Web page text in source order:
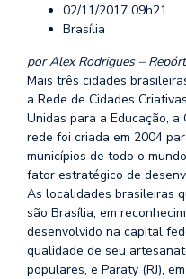
02/11/2017 09h21
Brasília
por Alex Rodrigues –
Mais três cidades
a Rede de Cidades
Unidas para a Educação,
rede foi criada em 2004
municípios de todo o
fator estratégico de
As localidades brasileiras
são Brasília, em
desenvolvido na capital
qualidade de seu
populares, e Paraty (RJ),